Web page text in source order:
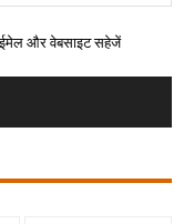
ईमेल और वेबसाइट सहेजें